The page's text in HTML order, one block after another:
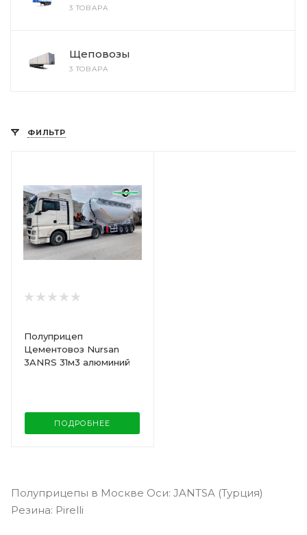
3 ТОВАРА
Щеповозы
3 ТОВАРА
ФИЛЬТР
Полуприцеп
Цементовоз Nursan
3ANRS 31м3 алюминий
ПОДРОБНЕЕ
Полуприцепы в Москве Оси: JANTSA (Турция)
Резина: Pirelli